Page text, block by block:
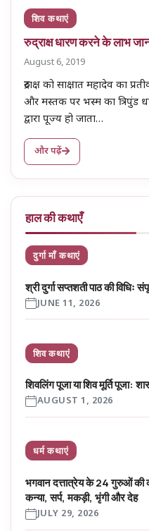
शिव कथाएं
रुद्राक्ष धारण करने के लाभ
August 6, 2019
रुद्राक्ष को साक्षात महादेव का
और मस्तक पर भस्म का त्रिपुंड
द्वारा पूज्य हो जाता…
और पढ़ें
हाल की कथाएँ
दुर्गा माँ कथाएं
श्री दुर्गा सप्तशती पाठ की विधिः
JUNE 11, 2026
शिव कथाएं
शिवलिंग पूजा या शिव मूर्ति पूजा:
AUGUST 1, 2026
धर्म कथाएं
भगवान दत्तात्रेय के 24 गुरुओं की
कन्या, सर्प, मकड़ी, भृंगी और देह
JULY 29, 2026